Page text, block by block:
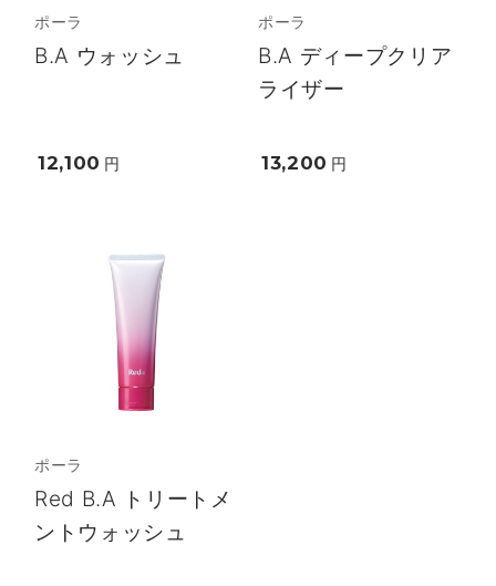
ポーラ
B.A ウォッシュ
12,100 円
ポーラ
B.A ディープクリア
ライザー
13,200 円
ポーラ
Red B.A トリートメ
ントウォッシュ